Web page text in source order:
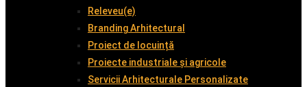
Releveu(e)
Branding Arhitectural
Proiect de locuință
Proiecte industriale și agricole
Servicii Arhitecturale Personalizate